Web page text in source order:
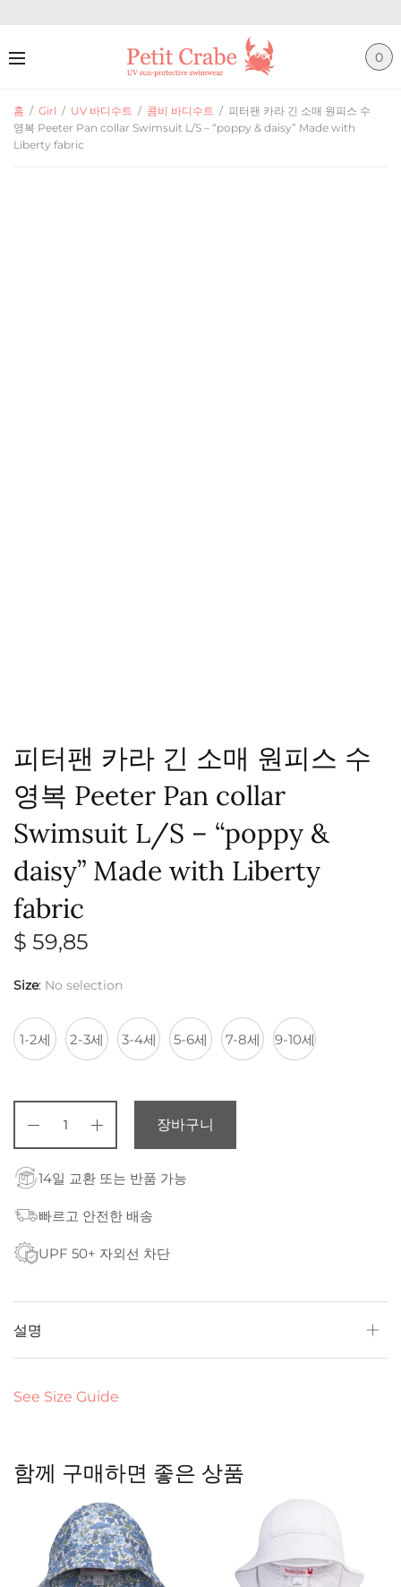
0
홈 / Girl / UV 바디수트 / 콤비 바디수트 / 피터팬 카라 긴 소매 원피스 수
영복 Peeter Pan collar Swimsuit L/S – “poppy & daisy” Made with
Liberty fabric
피터팬 카라 긴 소매 원피스 수
영복 Peeter Pan collar
Swimsuit L/S – “poppy &
daisy” Made with Liberty
fabric
$ 59,85
Size: No selection
1-2세 2-3세 3-4세 5-6세 7-8세 9-10세
장바구니
14일 교환 또는 반품 가능
빠르고 안전한 배송
UPF 50+ 자외선 차단
설명
See Size Guide
함께 구매하면 좋은 상품